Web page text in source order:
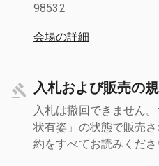
98532
会場の詳細
入札および販売の
入札は撤回できません
状有姿」の状態で販売
約をすべてお読みくださ